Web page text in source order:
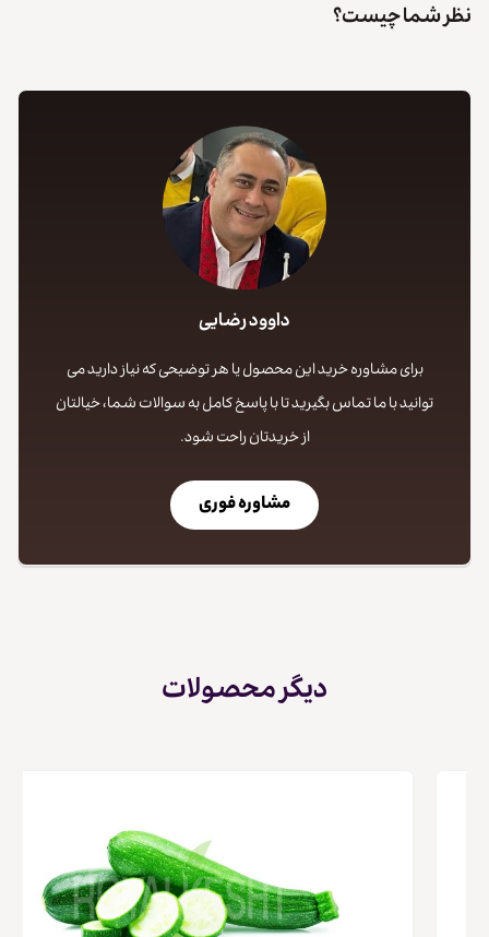
داوود رضایی
برای مشاوره خرید این محصول یا هر توضیحی که نیاز دارید می
توانید با ما تماس بگیرید تا با پاسخ کامل به سوالات شما، خیالتان
از خریدتان راحت شود.
مشاوره فوری
نظر شما چیست؟
دیگر محصولات